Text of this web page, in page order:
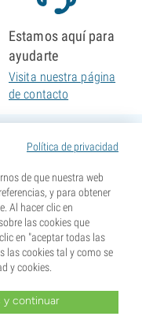
Política de privacidad
de que nuestra web
y para obtener
Al hacer clic en
las cookies que
en "aceptar todas las
las cookies tal y como se
y cookies.
y continuar
Estamos aquí para
ayudarte
Visita nuestra página
de contacto
de semillas es ilegal en muchos